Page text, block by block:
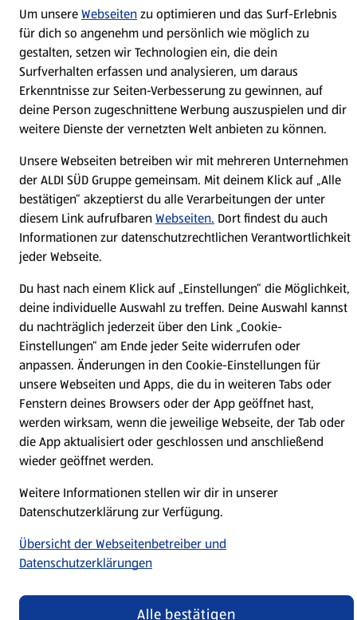
Filialen
E-Ladestationen
Nachhaltigkeit
Karriere
Presse
Hilfe & Kontakt
(öffnet in einem neuen Tab)
Unternehmen
Folge uns hier:
Jetzt die ALDI SÜD App downloaden
Datenschutz- und Richtlinienmenü
Cookie-Einstellungen Garantieportal
(öffnet in einem neuen Tab)
Impressum
Nutzungsbedingungen
Security Policy
Um unsereWebseitenzu optimieren und das Surf-Erlebnis
für dich so angenehm und persönlich wie möglich zu
gestalten, setzen wir Technologien ein, die dein
Surfverhalten erfassen und analysieren, um daraus
Erkenntnisse zur Seiten-Verbesserung zu gewinnen, auf
deine Person zugeschnittene Werbung auszuspielen und dir
weitere Dienste der vernetzten Welt anbieten zu können.
Unsere Webseiten betreiben wir mit mehreren Unternehmen
der ALDI SÜD Gruppe gemeinsam. Mit deinem Klick auf „Alle
bestätigen“ akzeptierst du alle Verarbeitungen der unter
diesem Link aufrufbarenWebseiten. Dort findest du auch
Informationen zur datenschutzrechtlichen Verantwortlichkeit
jeder Webseite.
Du hast nach einem Klick auf „Einstellungen“ die Möglichkeit,
deine individuelle Auswahl zu treffen. Deine Auswahl kannst
du nachträglich jederzeit über den Link „Cookie-
Einstellungen“ am Ende jeder Seite widerrufen oder
anpassen. Änderungen in den Cookie-Einstellungen für
unsere Webseiten und Apps, die du in weiteren Tabs oder
Fenstern deines Browsers oder der App geöffnet hast,
werden wirksam, wenn die jeweilige Webseite, der Tab oder
die App aktualisiert oder geschlossen und anschließend
wieder geöffnet werden.
Weitere Informationen stellen wir dir in unserer
Datenschutzerklärung zur Verfügung.
Übersicht der Webseitenbetreiber und
Datenschutzerklärungen
Alle bestätigen